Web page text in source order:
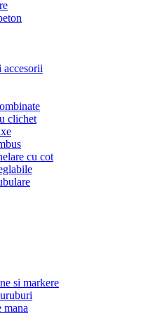
accesorii
clichet
cu cot
si markere
mana